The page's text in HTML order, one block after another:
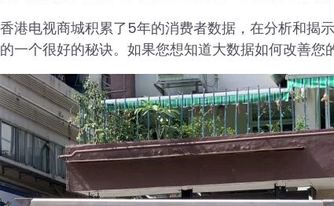
香港电视商城积累了5年的消费者数据，在分析和揭
的一个很好的秘诀。如果您想知道大数据如何改善